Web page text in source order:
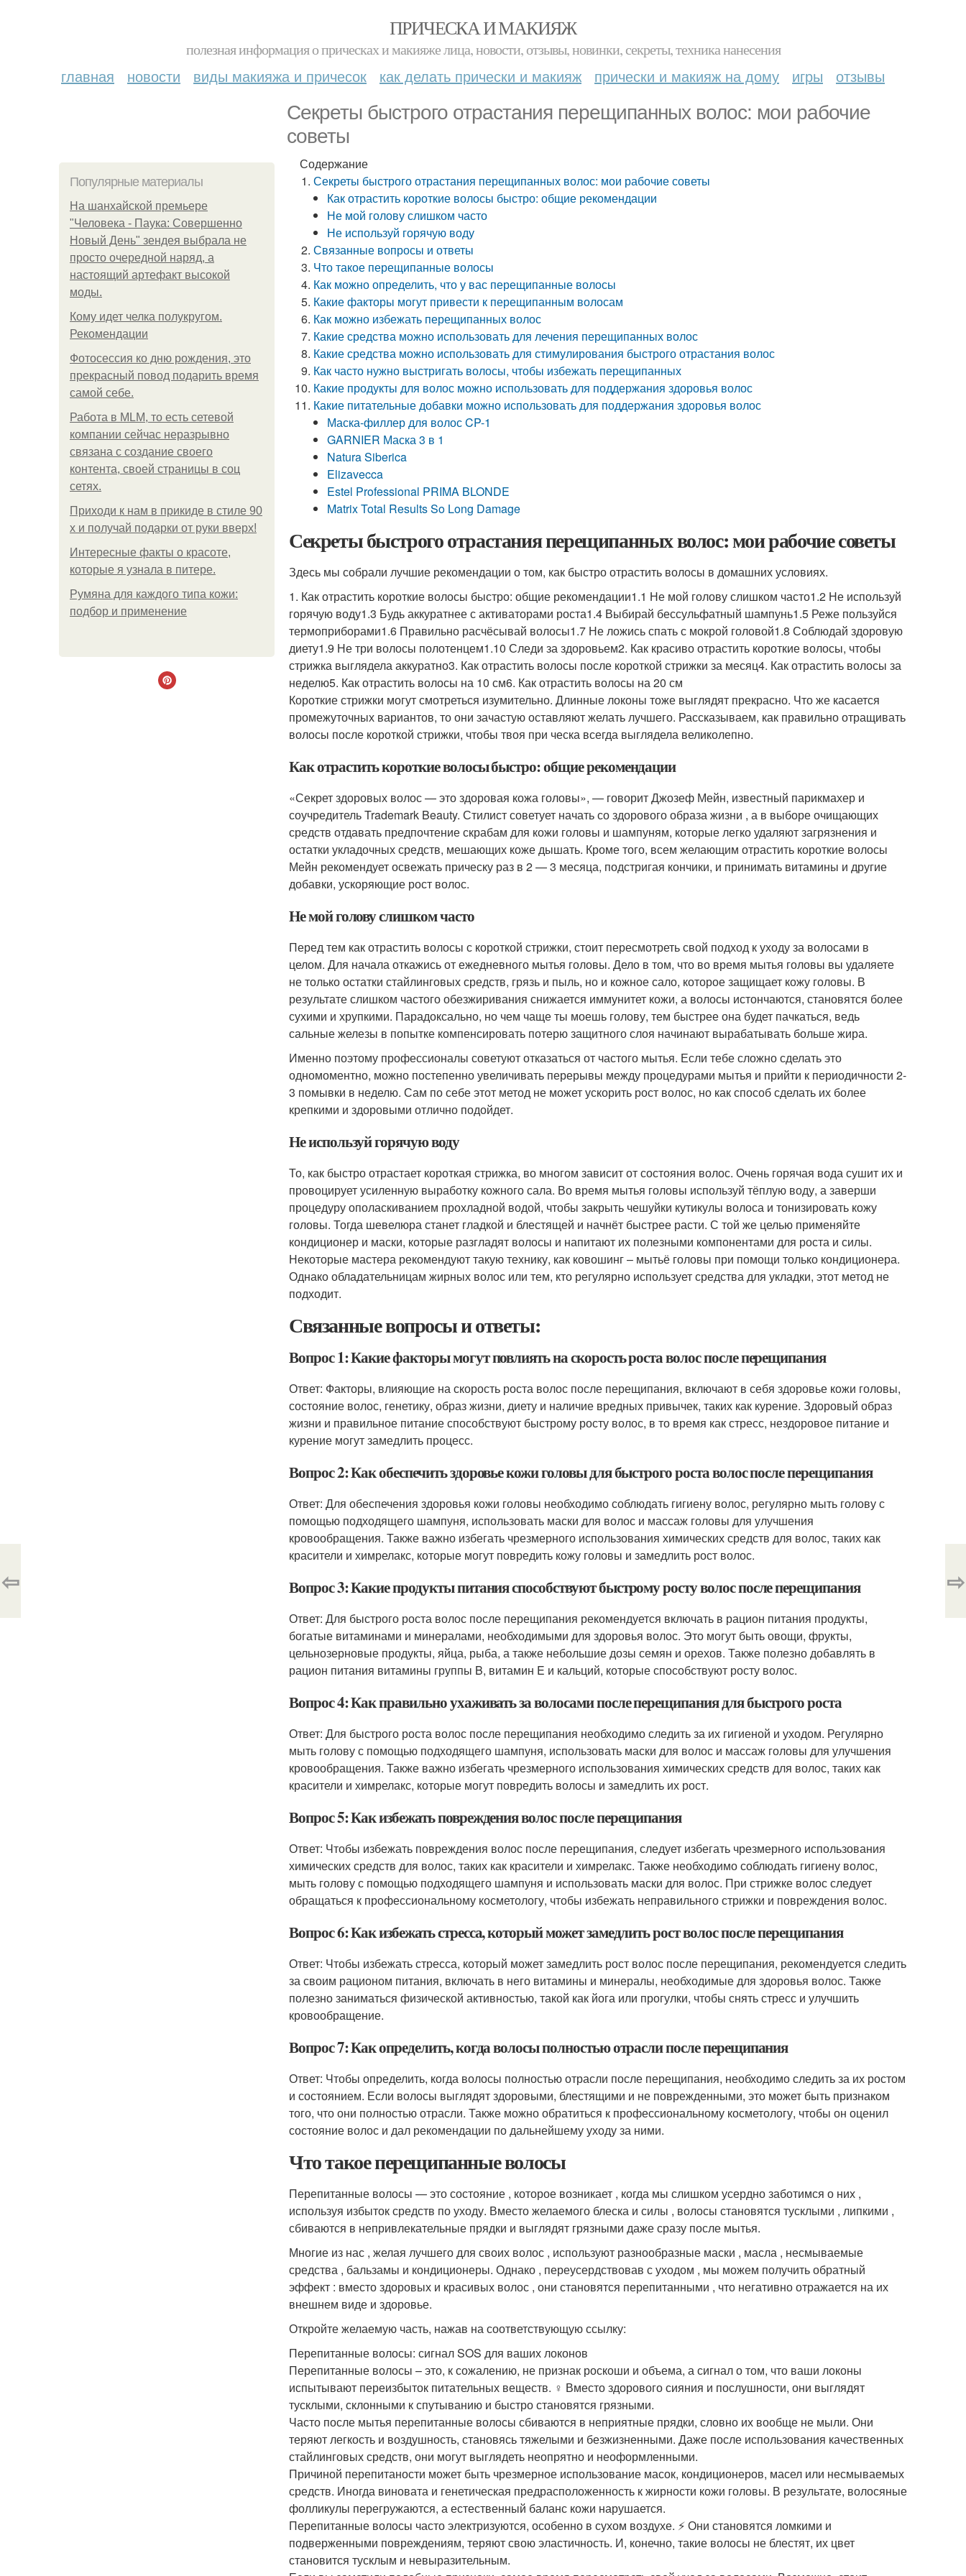
ПРИЧЕСКА И МАКИЯЖ
полезная информация о прическах и макияже лица, новости, отзывы, новинки, секреты, техника нанесения
главная новости виды макияжа и причесок как делать прически и макияж прически и макияж на дому игры отзывы
Секреты быстрого отрастания перещипанных волос: мои рабочие
советы
Популярные материалы
На шанхайской премьере
"Человека - Паука: Совершенно
Новый День" зендея выбрала не
просто очередной наряд, а
настоящий артефакт высокой
моды.
Кому идет челка полукругом.
Рекомендации
Фотосессия ко дню рождения, это
прекрасный повод подарить время
самой себе.
Работа в MLM, то есть сетевой
компании сейчас неразрывно
связана с создание своего
контента, своей страницы в соц
сетях.
Приходи к нам в прикиде в стиле 90
х и получай подарки от руки вверх!
Интересные факты о красоте,
которые я узнала в питере.
Румяна для каждого типа кожи:
подбор и применение
Содержание
Секреты быстрого отрастания перещипанных волос: мои рабочие советы
Как отрастить короткие волосы быстро: общие рекомендации
Не мой голову слишком часто
Не используй горячую воду
Связанные вопросы и ответы
Что такое перещипанные волосы
Как можно определить, что у вас перещипанные волосы
Какие факторы могут привести к перещипанным волосам
Как можно избежать перещипанных волос
Какие средства можно использовать для лечения перещипанных волос
Какие средства можно использовать для стимулирования быстрого отрастания волос
Как часто нужно выстригать волосы, чтобы избежать перещипанных
Какие продукты для волос можно использовать для поддержания здоровья волос
Какие питательные добавки можно использовать для поддержания здоровья волос
Маска-филлер для волос CP-1
GARNIER Маска 3 в 1
Natura Siberica
Elizavecca
Estel Professional PRIMA BLONDE
Matrix Total Results So Long Damage
Секреты быстрого отрастания перещипанных волос: мои рабочие советы
Здесь мы собрали лучшие рекомендации о том, как быстро отрастить волосы в домашних условиях.
1. Как отрастить короткие волосы быстро: общие рекомендации1.1 Не мой голову слишком часто1.2 Не используй
горячую воду1.3 Будь аккуратнее с активаторами роста1.4 Выбирай бессульфатный шампунь1.5 Реже пользуйся
термоприборами1.6 Правильно расчёсывай волосы1.7 Не ложись спать с мокрой головой1.8 Соблюдай здоровую
диету1.9 Не три волосы полотенцем1.10 Следи за здоровьем2. Как красиво отрастить короткие волосы, чтобы
стрижка выглядела аккуратно3. Как отрастить волосы после короткой стрижки за месяц4. Как отрастить волосы за
неделю5. Как отрастить волосы на 10 см6. Как отрастить волосы на 20 см
Короткие стрижки могут смотреться изумительно. Длинные локоны тоже выглядят прекрасно. Что же касается
промежуточных вариантов, то они зачастую оставляют желать лучшего. Рассказываем, как правильно отращивать
волосы после короткой стрижки, чтобы твоя при ческа всегда выглядела великолепно.
Как отрастить короткие волосы быстро: общие рекомендации
«Секрет здоровых волос — это здоровая кожа головы», — говорит Джозеф Мейн, известный парикмахер и
соучредитель Trademark Beauty. Стилист советует начать со здорового образа жизни , а в выборе очищающих
средств отдавать предпочтение скрабам для кожи головы и шампуням, которые легко удаляют загрязнения и
остатки укладочных средств, мешающих коже дышать. Кроме того, всем желающим отрастить короткие волосы
Мейн рекомендует освежать прическу раз в 2 — 3 месяца, подстригая кончики, и принимать витамины и другие
добавки, ускоряющие рост волос.
Не мой голову слишком часто
Перед тем как отрастить волосы с короткой стрижки, стоит пересмотреть свой подход к уходу за волосами в
целом. Для начала откажись от ежедневного мытья головы. Дело в том, что во время мытья головы вы удаляете
не только остатки стайлинговых средств, грязь и пыль, но и кожное сало, которое защищает кожу головы. В
результате слишком частого обезжиривания снижается иммунитет кожи, а волосы истончаются, становятся более
сухими и хрупкими. Парадоксально, но чем чаще ты моешь голову, тем быстрее она будет пачкаться, ведь
сальные железы в попытке компенсировать потерю защитного слоя начинают вырабатывать больше жира.
Именно поэтому профессионалы советуют отказаться от частого мытья. Если тебе сложно сделать это
одномоментно, можно постепенно увеличивать перерывы между процедурами мытья и прийти к периодичности 2-
3 помывки в неделю. Сам по себе этот метод не может ускорить рост волос, но как способ сделать их более
крепкими и здоровыми отлично подойдет.
Не используй горячую воду
То, как быстро отрастает короткая стрижка, во многом зависит от состояния волос. Очень горячая вода сушит их и
провоцирует усиленную выработку кожного сала. Во время мытья головы используй тёплую воду, а заверши
процедуру ополаскиванием прохладной водой, чтобы закрыть чешуйки кутикулы волоса и тонизировать кожу
головы. Тогда шевелюра станет гладкой и блестящей и начнёт быстрее расти. С той же целью применяйте
кондиционер и маски, которые разгладят волосы и напитают их полезными компонентами для роста и силы.
Некоторые мастера рекомендуют такую технику, как ковошинг – мытьё головы при помощи только кондиционера.
Однако обладательницам жирных волос или тем, кто регулярно использует средства для укладки, этот метод не
подходит.
Связанные вопросы и ответы:
Вопрос 1: Какие факторы могут повлиять на скорость роста волос после перещипания
Ответ: Факторы, влияющие на скорость роста волос после перещипания, включают в себя здоровье кожи головы,
состояние волос, генетику, образ жизни, диету и наличие вредных привычек, таких как курение. Здоровый образ
жизни и правильное питание способствуют быстрому росту волос, в то время как стресс, нездоровое питание и
курение могут замедлить процесс.
Вопрос 2: Как обеспечить здоровье кожи головы для быстрого роста волос после перещипания
Ответ: Для обеспечения здоровья кожи головы необходимо соблюдать гигиену волос, регулярно мыть голову с
помощью подходящего шампуня, использовать маски для волос и массаж головы для улучшения
кровообращения. Также важно избегать чрезмерного использования химических средств для волос, таких как
красители и химрелакс, которые могут повредить кожу головы и замедлить рост волос.
Вопрос 3: Какие продукты питания способствуют быстрому росту волос после перещипания
Ответ: Для быстрого роста волос после перещипания рекомендуется включать в рацион питания продукты,
богатые витаминами и минералами, необходимыми для здоровья волос. Это могут быть овощи, фрукты,
цельнозерновые продукты, яйца, рыба, а также небольшие дозы семян и орехов. Также полезно добавлять в
рацион питания витамины группы B, витамин E и кальций, которые способствуют росту волос.
Вопрос 4: Как правильно ухаживать за волосами после перещипания для быстрого роста
Ответ: Для быстрого роста волос после перещипания необходимо следить за их гигиеной и уходом. Регулярно
мыть голову с помощью подходящего шампуня, использовать маски для волос и массаж головы для улучшения
кровообращения. Также важно избегать чрезмерного использования химических средств для волос, таких как
красители и химрелакс, которые могут повредить волосы и замедлить их рост.
Вопрос 5: Как избежать повреждения волос после перещипания
Ответ: Чтобы избежать повреждения волос после перещипания, следует избегать чрезмерного использования
химических средств для волос, таких как красители и химрелакс. Также необходимо соблюдать гигиену волос,
мыть голову с помощью подходящего шампуня и использовать маски для волос. При стрижке волос следует
обращаться к профессиональному косметологу, чтобы избежать неправильного стрижки и повреждения волос.
Вопрос 6: Как избежать стресса, который может замедлить рост волос после перещипания
Ответ: Чтобы избежать стресса, который может замедлить рост волос после перещипания, рекомендуется следить
за своим рационом питания, включать в него витамины и минералы, необходимые для здоровья волос. Также
полезно заниматься физической активностью, такой как йога или прогулки, чтобы снять стресс и улучшить
кровообращение.
Вопрос 7: Как определить, когда волосы полностью отрасли после перещипания
Ответ: Чтобы определить, когда волосы полностью отрасли после перещипания, необходимо следить за их ростом
и состоянием. Если волосы выглядят здоровыми, блестящими и не поврежденными, это может быть признаком
того, что они полностью отрасли. Также можно обратиться к профессиональному косметологу, чтобы он оценил
состояние волос и дал рекомендации по дальнейшему уходу за ними.
Что такое перещипанные волосы
Перепитанные волосы — это состояние , которое возникает , когда мы слишком усердно заботимся о них ,
используя избыток средств по уходу. Вместо желаемого блеска и силы , волосы становятся тусклыми , липкими ,
сбиваются в непривлекательные прядки и выглядят грязными даже сразу после мытья.
Многие из нас , желая лучшего для своих волос , используют разнообразные маски , масла , несмываемые
средства , бальзамы и кондиционеры. Однако , переусердствовав с уходом , мы можем получить обратный
эффект : вместо здоровых и красивых волос , они становятся перепитанными , что негативно отражается на их
внешнем виде и здоровье.
Откройте желаемую часть, нажав на соответствующую ссылку:
Перепитанные волосы: сигнал SOS для ваших локонов
Перепитанные волосы – это, к сожалению, не признак роскоши и объема, а сигнал о том, что ваши локоны
испытывают переизбыток питательных веществ. ‍♀️ Вместо здорового сияния и послушности, они выглядят
тусклыми, склонными к спутыванию и быстро становятся грязными.
Часто после мытья перепитанные волосы сбиваются в неприятные прядки, словно их вообще не мыли. Они
теряют легкость и воздушность, становясь тяжелыми и безжизненными. Даже после использования качественных
стайлинговых средств, они могут выглядеть неопрятно и неоформленными.
Причиной перепитаности может быть чрезмерное использование масок, кондиционеров, масел или несмываемых
средств. Иногда виновата и генетическая предрасположенность к жирности кожи головы. В результате, волосяные
фолликулы перегружаются, а естественный баланс кожи нарушается.
Перепитанные волосы часто электризуются, особенно в сухом воздухе. ⚡️ Они становятся ломкими и
подверженными повреждениям, теряют свою эластичность. И, конечно, такие волосы не блестят, их цвет
становится тусклым и невыразительным.
⇦ ⇨